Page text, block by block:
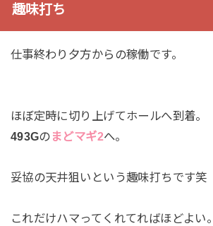
趣味打ち
仕事終わり夕方からの稼働です。
ほぼ定時に切り上げてホールへ到着。
493Gの まどマギ2へ。
妥協の天井狙いという趣味打ちです笑
これだけハマってくれてればほどよい。